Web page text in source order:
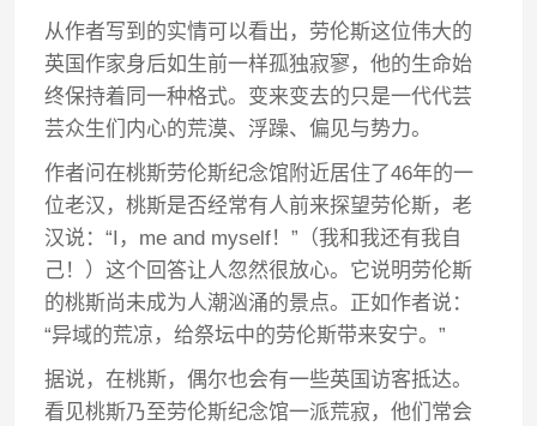
从作者写到的实情可以看出，劳伦斯这位伟大的
英国作家身后如生前一样孤独寂寥，他的生命始
终保持着同一种格式。变来变去的只是一代代芸
芸众生们内心的荒漠、浮躁、偏见与势力。
作者问在桃斯劳伦斯纪念馆附近居住了46年的一
位老汉，桃斯是否经常有人前来探望劳伦斯，老
汉说：“I，me and myself！”（我和我还有我自
己！）这个回答让人忽然很放心。它说明劳伦斯
的桃斯尚未成为人潮汹涌的景点。正如作者说：
“异域的荒凉，给祭坛中的劳伦斯带来安宁。”
据说，在桃斯，偶尔也会有一些英国访客抵达。
看见桃斯乃至劳伦斯纪念馆一派荒寂，他们常会